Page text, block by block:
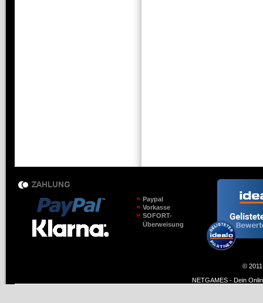
Paypal
Vorkasse
SOFORT-
Überweisung
©
NETGAMES - Dein